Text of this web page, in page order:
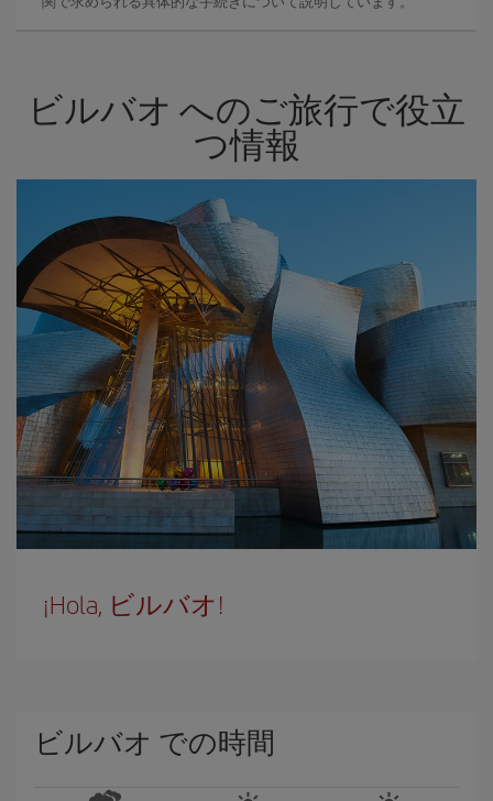
ビルバオ へのご旅行で役立
つ情報
¡Hola, ビルバオ!
ビルバオ での時間